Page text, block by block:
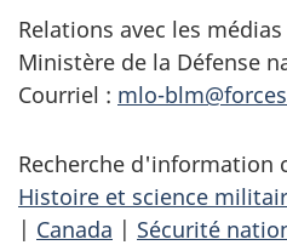
Relations avec les médias
Ministère de la Défense
Courriel : mlo-
Recherche d'information
Histoire et science
| Canada | Sécurité